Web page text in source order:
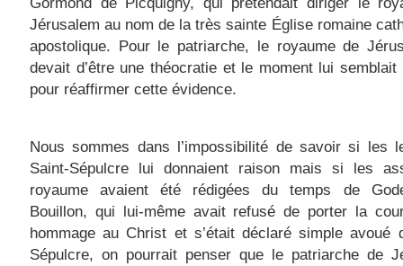
Jérusalem au nom de la très sainte Église romaine
apostolique. Pour le patriarche, le royaume de
devait d’être une théocratie et le moment lui semblait
pour réaffirmer cette évidence.
Nous sommes dans l’impossibilité de savoir si les
Saint-Sépulcre lui donnaient raison mais si les
royaume avaient été rédigées du temps de
Bouillon, qui lui-même avait refusé de porter la
hommage au Christ et s’était déclaré simple avoué
Sépulcre, on pourrait penser que le patriarche de